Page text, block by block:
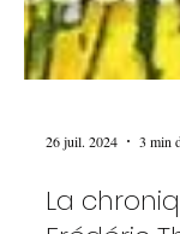
26 juil. 2024 3 min